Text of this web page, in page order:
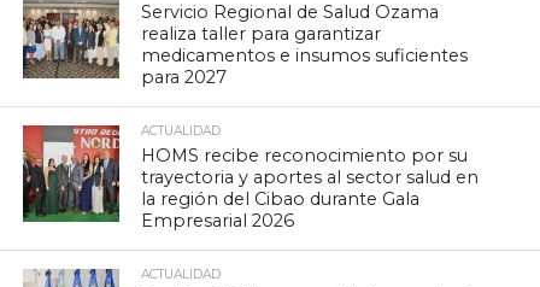
Servicio Regional de Salud Ozama
realiza taller para garantizar
medicamentos e insumos suficientes
para 2027
ACTUALIDAD
HOMS recibe reconocimiento por su
trayectoria y aportes al sector salud en
la región del Cibao durante Gala
Empresarial 2026
ACTUALIDAD